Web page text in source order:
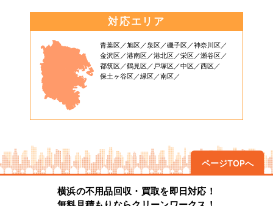
対応エリア
青葉区 旭区 泉区 磯子区
神奈川区
金沢区
港南区 港北区 栄区
瀬谷区
都筑区
鶴見区 戸塚区 中区
西区
保土ヶ谷区
緑区 南区
ページTOPへ
横浜の不用品回収・買取を即日対応！